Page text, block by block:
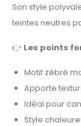
Son style
teintes neutres
👉 Les points
Motif zébré
Apporte
Idéal pour
Style